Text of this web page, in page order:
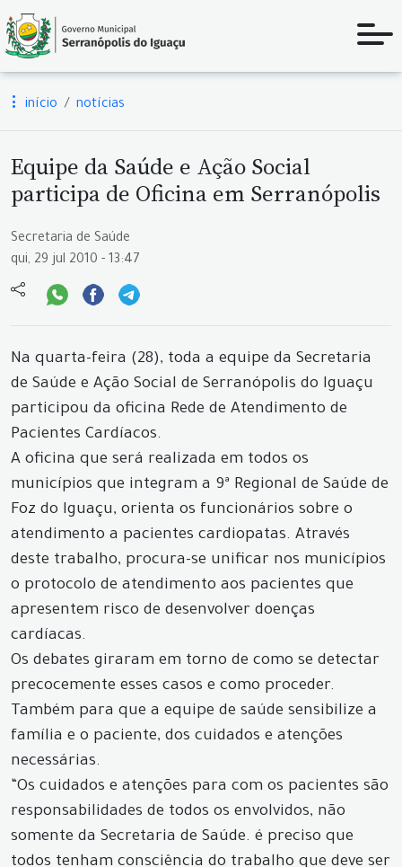
início notícias
Equipe da Saúde e Ação Social
participa de Oficina em Serranópolis
Secretaria de Saúde
qui, 29 jul 2010 - 13:47
Na quarta-feira (28), toda a equipe da Secretaria
de Saúde e Ação Social de Serranópolis do Iguaçu
participou da oficina Rede de Atendimento de
Pacientes Cardíacos.
A oficina que será realizada em todos os
municípios que integram a 9ª Regional de Saúde de
Foz do Iguaçu, orienta os funcionários sobre o
atendimento a pacientes cardiopatas. Através
deste trabalho, procura-se unificar nos municípios
o protocolo de atendimento aos pacientes que
apresentem risco de desenvolver doenças
cardíacas.
Os debates giraram em torno de como se detectar
precocemente esses casos e como proceder.
Também para que a equipe de saúde sensibilize a
família e o paciente, dos cuidados e atenções
necessárias.
“Os cuidados e atenções para com os pacientes são
responsabilidades de todos os envolvidos, não
somente da Secretaria de Saúde. é preciso que
todos tenham consciência do trabalho que deve ser